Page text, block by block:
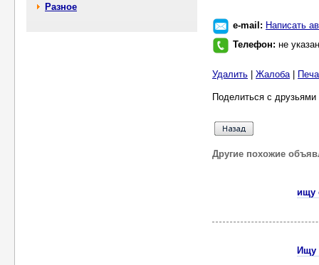
Разное
e-mail: Написать
Телефон: не указан
Удалить Жалоба|
Поделиться с
Другие похожие
ищу
Ищу